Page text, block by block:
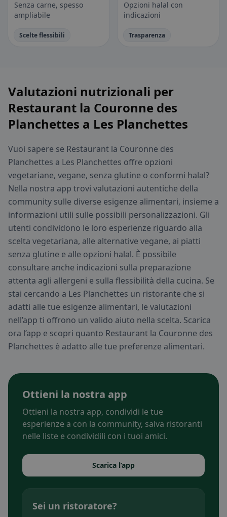
Senza carne, spesso
ampliabile
Scelte flessibili
Opzioni halal con
indicazioni
Trasparenza
Valutazioni nutrizionali per
Restaurant la Couronne des
Planchettes a Les Planchettes
Vuoi sapere se Restaurant la Couronne des
Planchettes a Les Planchettes offre opzioni
vegetariane, vegane, senza glutine o conformi halal?
Nella nostra app trovi valutazioni autentiche della
community sulle diverse esigenze alimentari, insieme a
informazioni utili sulle possibili personalizzazioni. Gli
utenti condividono le loro esperienze riguardo alla
scelta vegetariana, alle alternative vegane, ai piatti
senza glutine e alle opzioni halal. È possibile
consultare anche indicazioni sulla preparazione
attenta agli allergeni e sulla flessibilità della cucina. Se
stai cercando a Les Planchettes un ristorante che si
adatti alle tue esigenze alimentari, le valutazioni
nell’app ti offrono un valido aiuto nella scelta. Scarica
ora l’app e scopri quanto Restaurant la Couronne des
Planchettes è adatto alle tue preferenze alimentari.
Ottieni la nostra app
Ottieni la nostra app, condividi le tue
esperienze a con la community, salva ristoranti
nelle liste e condividili con i tuoi amici.
Scarica l’app
Sei un ristoratore?